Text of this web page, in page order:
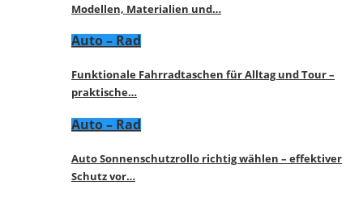
Modellen, Materialien und…
Auto – Rad
Funktionale Fahrradtaschen für Alltag und Tour –
praktische…
Auto – Rad
Auto Sonnenschutzrollo richtig wählen – effektiver
Schutz vor…